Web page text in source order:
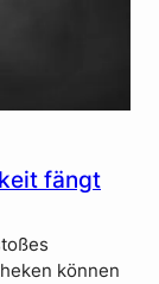
fängt
können